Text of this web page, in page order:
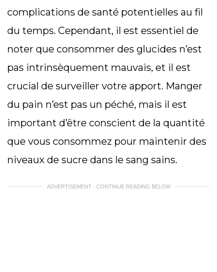
complications de santé potentielles au fil
du temps. Cependant, il est essentiel de
noter que consommer des glucides n’est
pas intrinsèquement mauvais, et il est
crucial de surveiller votre apport. Manger
du pain n’est pas un péché, mais il est
important d’être conscient de la quantité
que vous consommez pour maintenir des
niveaux de sucre dans le sang sains.
ADVERTISEMENT - CONTINUE READING BELOW